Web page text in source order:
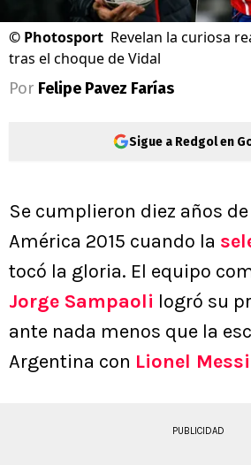
© Photosport Revelan la curiosa
tras el choque de Vidal
Por Felipe Pavez Farías
Sigue a Redgol en
Se cumplieron diez años de
América 2015 cuando la
tocó la gloria. El equipo
Jorge Sampaoli logró su
ante nada menos que la
Argentina con Lionel Messi
PUBLICIDAD